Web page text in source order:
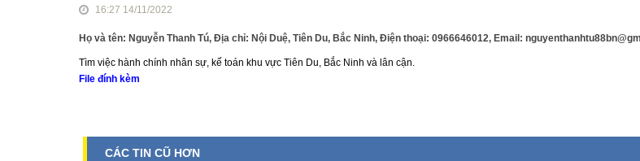
16:27 14/11/2022
Họ và tên: Nguyễn Thanh Tú, Địa chỉ: Nội Duệ, Tiên Du, Bắc Ninh, Điện thoại: 0966646012, Email:
Tìm việc hành chính nhân sự, kế toán khu vực Tiên Du, Bắc Ninh và lân cận.
File đính kèm
CÁC TIN CŨ HƠN